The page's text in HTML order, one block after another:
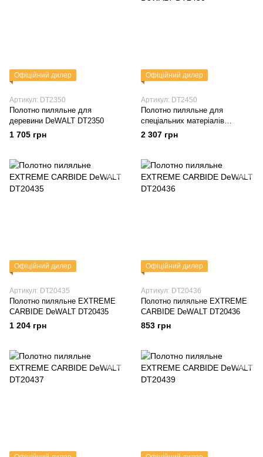
Офіційний дилер
Артикул: DT2350
Полотно пиляльне для
деревини DeWALT DT2350
1 705 грн
Офіційний дилер
Артикул: DT2450
Полотно пиляльне для
спеціальних матеріалів
DeWALT DT2450
2 307 грн
Офіційний дилер
Артикул: DT20435
Полотно пиляльне EXTREME
CARBIDE DeWALT DT20435
1 204 грн
Офіційний дилер
Артикул: DT20436
Полотно пиляльне EXTREME
CARBIDE DeWALT DT20436
853 грн